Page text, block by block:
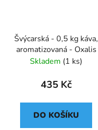
Švýcarská - 0,5 kg káva,
aromatizovaná - Oxalis
Skladem (1 ks)
435 Kč
DO KOŠÍKU